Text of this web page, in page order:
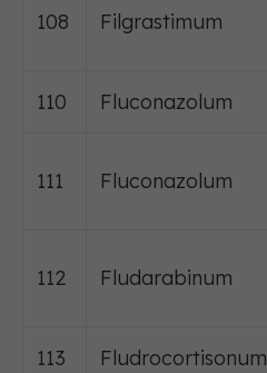
108 Filgrastimum
110 Fluconazolum
111 Fluconazolum
112 Fludarabinum
113 Fludrocortisonum